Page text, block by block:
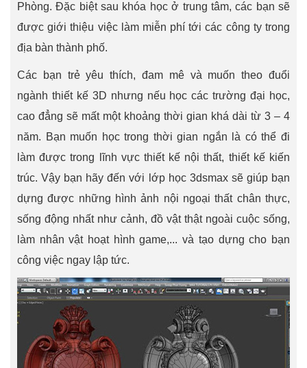
Phòng. Đặc biệt sau khóa học ở trung tâm, các bạn sẽ
được giới thiệu việc làm miễn phí tới các công ty trong
địa bàn thành phố.
Các bạn trẻ yêu thích, đam mê và muốn theo đuổi
ngành thiết kế 3D nhưng nếu học các trường đại học,
cao đẳng sẽ mất một khoảng thời gian khá dài từ 3 – 4
năm. Bạn muốn học trong thời gian ngắn là có thể đi
làm được trong lĩnh vực thiết kế nội thất, thiết kế kiến
trúc. Vậy bạn hãy đến với lớp học 3dsmax sẽ giúp bạn
dựng được những hình ảnh nội ngoại thất chân thực,
sống động nhất như cảnh, đồ vật thật ngoài cuộc sống,
làm nhân vật hoạt hình game,... và tạo dựng cho bạn
công việc ngay lập tức.